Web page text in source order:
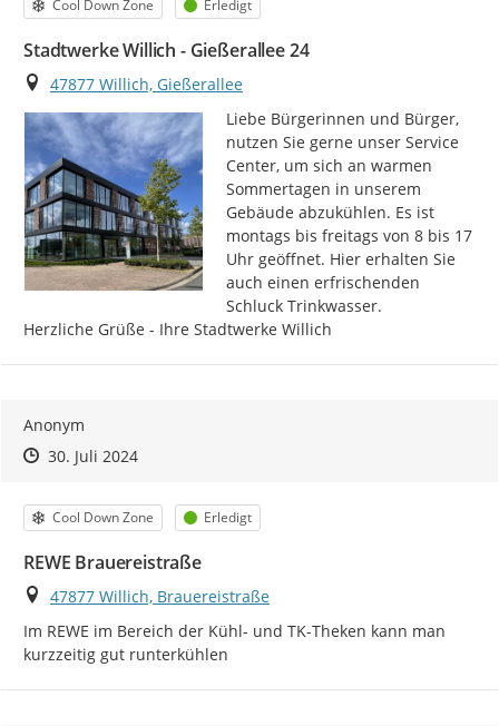
Cool Down Zone Erledigt
Stadtwerke Willich - Gießerallee 24
Ort
47877 Willich, Gießerallee
Liebe Bürgerinnen und Bürger,
nutzen Sie gerne unser Service
Center, um sich an warmen
Sommertagen in unserem
Gebäude abzukühlen. Es ist
montags bis freitags von 8 bis 17
Uhr geöffnet. Hier erhalten Sie
auch einen erfrischenden
Schluck Trinkwasser.
Herzliche Grüße - Ihre Stadtwerke Willich
Anonym
Zeitpunkt des Erstellens
Zeitpunkt des Erstellens
30. Juli 2024Zur Äußerung
Kategorie
Cool Down Zone Status
Erledigt
REWE Brauereistraße
Ort
47877 Willich, Brauereistraße
Im REWE im Bereich der Kühl- und TK-Theken kann man
kurzzeitig gut runterkühlen